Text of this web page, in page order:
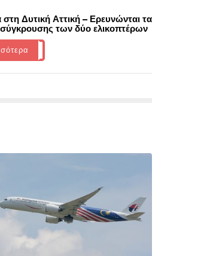
στη Δυτική Αττική – Ερευνώνται τα
σύγκρουσης των δύο ελικοπτέρων